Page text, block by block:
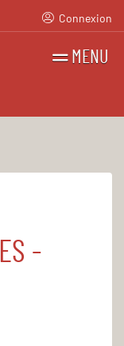
Connexion
MENU
-